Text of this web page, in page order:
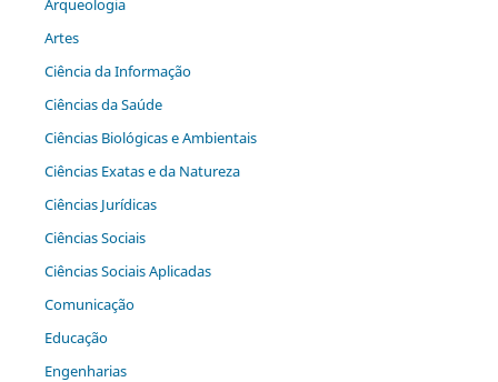
Arqueologia
Artes
Ciência da Informação
Ciências da Saúde
Ciências Biológicas e Ambientais
Ciências Exatas e da Natureza
Ciências Jurídicas
Ciências Sociais
Ciências Sociais Aplicadas
Comunicação
Educação
Engenharias